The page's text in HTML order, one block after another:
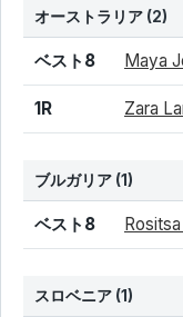
オーストラリア (2)
結果 シード 選手
ベスト8 Maya
1R Zara
ブルガリア (1)
結果 シード 選手
ベスト8
スロベニア (1)